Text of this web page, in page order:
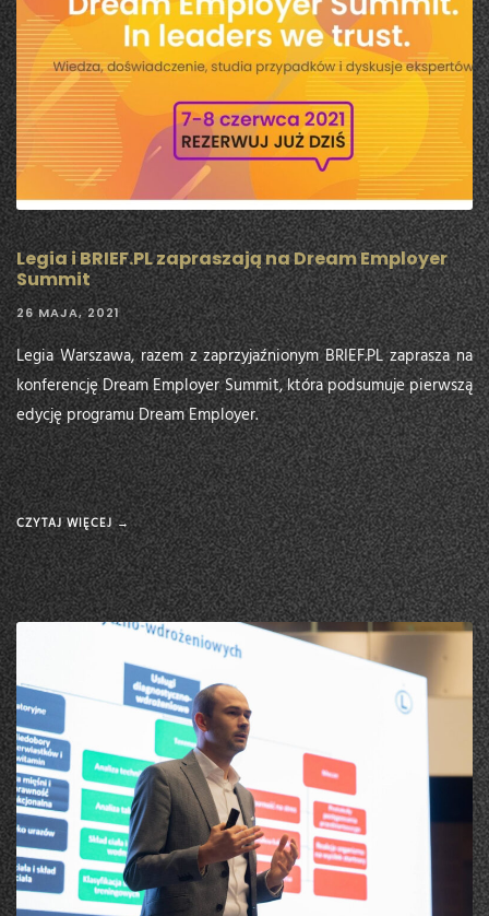
Legia i BRIEF.PL zapraszają na Dream Employer
Summit
26 MAJA, 2021
Legia Warszawa, razem z zaprzyjaźnionym BRIEF.PL zaprasza na
konferencję Dream Employer Summit, która podsumuje pierwszą
edycję programu Dream Employer.
CZYTAJ WIĘCEJ →